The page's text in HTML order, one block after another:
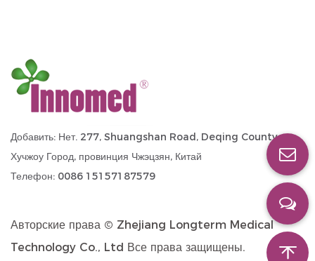
Добавить: Нет. 277, Shuangshan Road, Deqing County,
Хучжоу Город, провинция Чжэцзян, Китай
Телефон: 0086 15157187579
Авторские права © Zhejiang Longterm Medical
Technology Co., Ltd Все права защищены.